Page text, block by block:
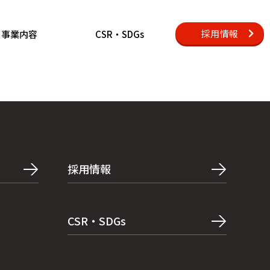
事業内容 CSR・SDGs 採用情報
採用情報
CSR・SDGs